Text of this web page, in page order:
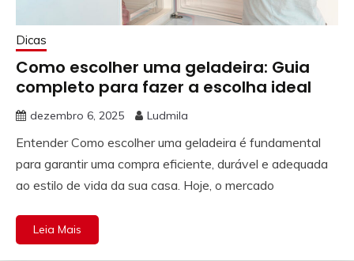
Dicas
Como escolher uma geladeira: Guia
completo para fazer a escolha ideal
dezembro 6, 2025 Ludmila
Entender Como escolher uma geladeira é fundamental
para garantir uma compra eficiente, durável e adequada
ao estilo de vida da sua casa. Hoje, o mercado
Leia Mais